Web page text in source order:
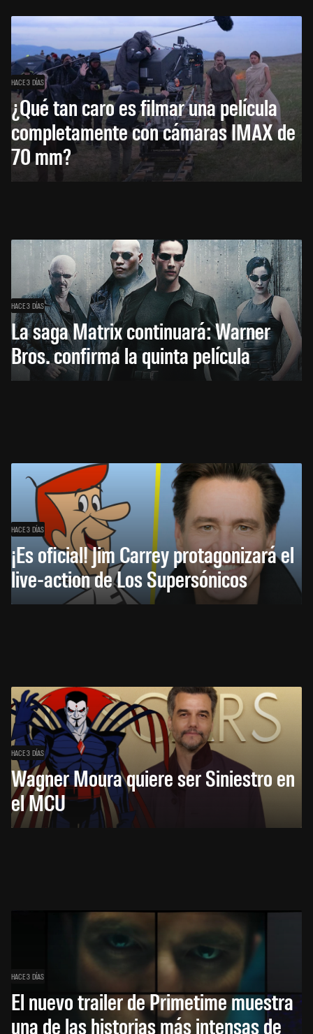
HACE 3 DÍAS
¿Qué tan caro es filmar una película
completamente con cámaras IMAX de
70 mm?
HACE 3 DÍAS
La saga Matrix continuará: Warner
Bros. confirma la quinta película
HACE 3 DÍAS
¡Es oficial! Jim Carrey protagonizará el
live-action de Los Supersónicos
HACE 3 DÍAS
Wagner Moura quiere ser Siniestro en
el MCU
HACE 3 DÍAS
El nuevo trailer de Primetime muestra
una de las historias más intensas de